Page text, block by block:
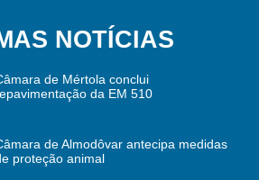
NOTÍCIAS
de Mértola conclui
da EM 510
de Almodôvar antecipa medidas
proteção animal